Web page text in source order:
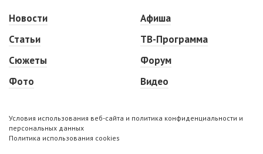
Новости
Статьи
Сюжеты
Фото
Афиша
ТВ-Программа
Форум
Видео
Условия использования веб-сайта и политика конфиденциальности и
персональных данных
Политика использования cookies